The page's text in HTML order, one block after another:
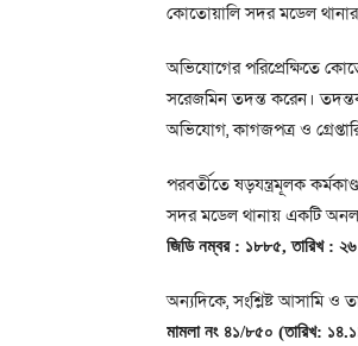
কোতোয়ালি সদর মডেল
অভিযোগের পরিপ্রেক্ষিতে
সরেজমিন তদন্ত করেন।
অভিযোগ, কাগজপত্র ও
পরবর্তীতে ষড়যন্ত্রমূলক
সদর মডেল থানায় একটি
জিডি নম্বর : ১৮৮৫, তারিখ : ২৬
অন্যদিকে, সংশ্লিষ্ট আসামি ও
মামলা নং ৪১/৮৫০ (তারিখ: